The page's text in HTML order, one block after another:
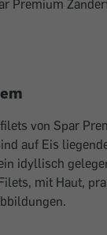
Premium
von Spar
auf Eis
idyllisch
mit Haut,